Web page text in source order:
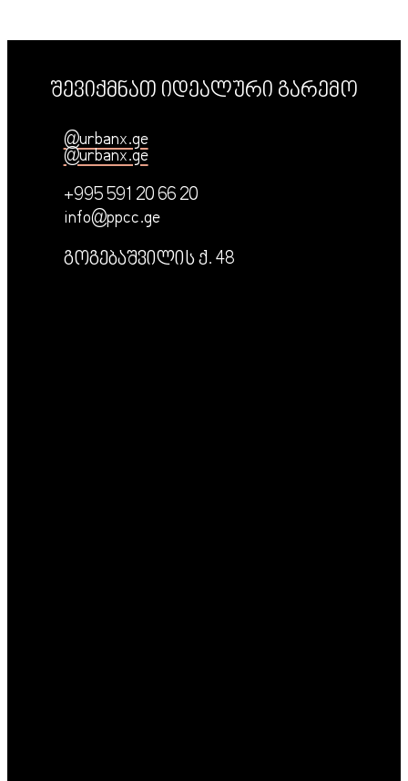
შევიქმნათ იდეალური გარემო
@urbanx.ge
@urbanx.ge
+995 591 20 66 20
info@ppcc.ge
გოგებაშვილის ქ. 48